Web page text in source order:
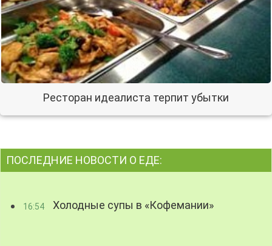
Ресторан идеалиста терпит убытки
ПОСЛЕДНИЕ НОВОСТИ О ЕДЕ:
16:54 Холодные супы в «Кофемании»